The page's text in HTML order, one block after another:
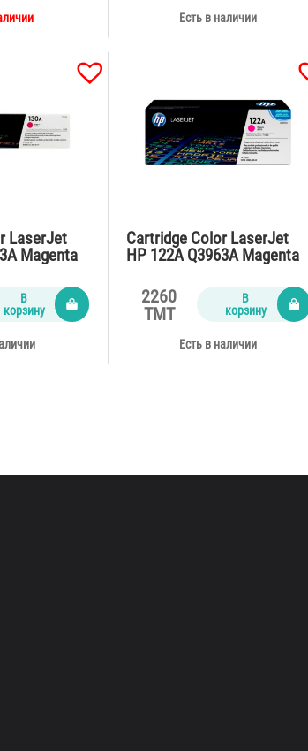
Есть в наличии
LaserJet
Magenta
В
корзину
Cartridge Color LaserJet
HP 122A Q3963A Magenta
pages)
2260
TMT
В
корзину
Есть в наличии